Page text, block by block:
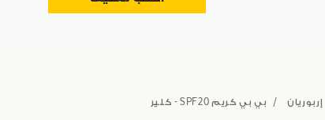
إربوريان بي بي كريم SPF20 - كلير